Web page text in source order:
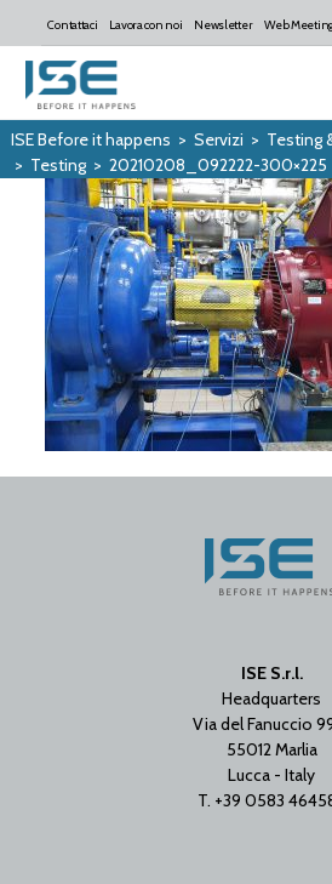
Contattaci Lavora con noi Newsletter Web
ISE Before it happens > Servizi > Testing
> Testing> 20210208_092222-300×225
ISE S.r.l.
Headquarters
Via del Fanuccio
55012 Marlia
Lucca - Italy
T. +39 0583